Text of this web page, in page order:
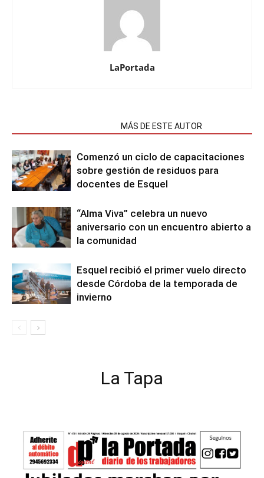
LaPortada
MÁS DE ESTE AUTOR
Comenzó un ciclo de capacitaciones
sobre gestión de residuos para
docentes de Esquel
“Alma Viva” celebra un nuevo
aniversario con un encuentro abierto a
la comunidad
Esquel recibió el primer vuelo directo
desde Córdoba de la temporada de
invierno
La Tapa